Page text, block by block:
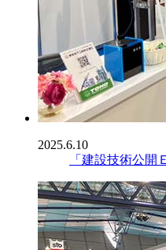
2025.6.10
「建設技術公開